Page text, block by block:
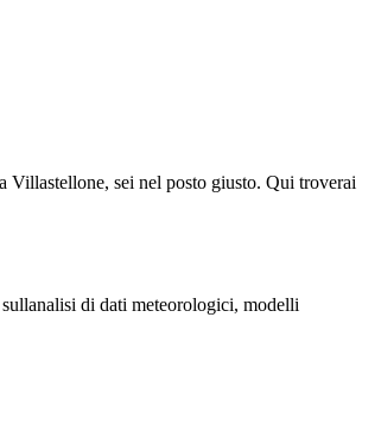
Villastellone, sei nel posto giusto. Qui troverai
di dati meteorologici, modelli